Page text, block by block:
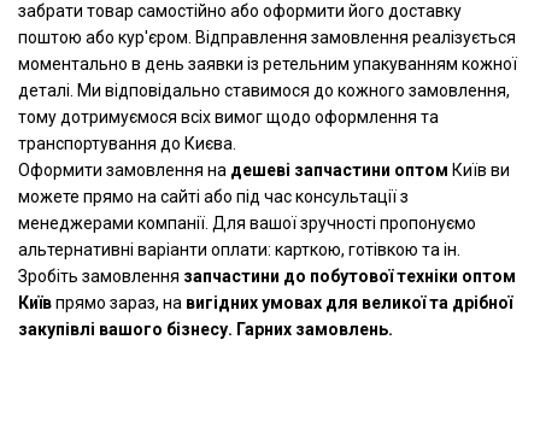
забрати товар самостійно або оформити його доставку
поштою або кур'єром. Відправлення замовлення реалізується
моментально в день заявки із ретельним упакуванням кожної
деталі. Ми відповідально ставимося до кожного замовлення,
тому дотримуємося всіх вимог щодо оформлення та
транспортування до Києва.
Оформити замовлення на дешеві запчастини оптом Київ ви
можете прямо на сайті або під час консультації з
менеджерами компанії. Для вашої зручності пропонуємо
альтернативні варіанти оплати: карткою, готівкою та ін.
Зробіть замовлення запчастини до побутової техніки оптом
Київпрямо зараз, на вигідних умовах для великої та дрібної
закупівлі вашого бізнесу. Гарних замовлень.